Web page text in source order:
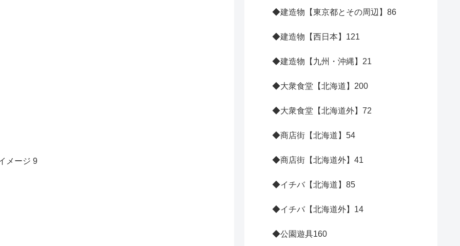
◆建造物【東京都とその周辺】 86
◆建造物【西日本】 121
◆建造物【九州・沖縄】 21
◆大衆食堂【北海道】 200
◆大衆食堂【北海道外】 72
◆商店街【北海道】 54
◆商店街【北海道外】 41
◆イチバ【北海道】 85
◆イチバ【北海道外】 14
◆公園遊具160